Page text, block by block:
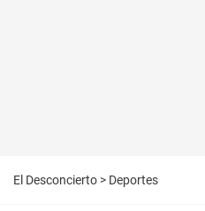
El Desconcierto > Deportes